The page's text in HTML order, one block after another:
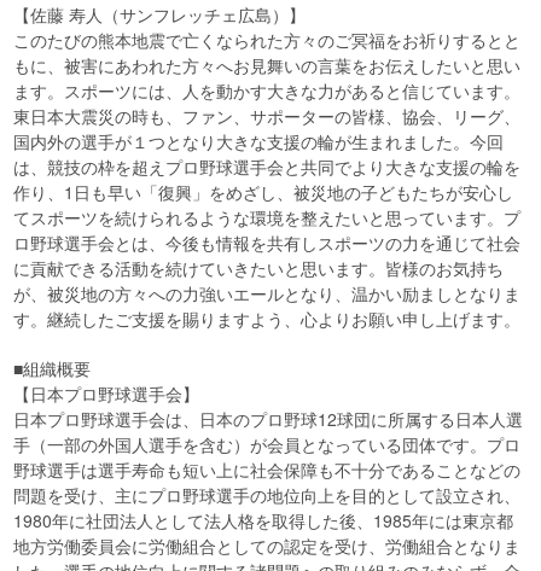
【佐藤 寿人（サンフレッチェ広島）】
このたびの熊本地震で亡くなられた方々のご冥福をお祈りするとと
もに、被害にあわれた方々へお見舞いの言葉をお伝えしたいと思い
ます。スポーツには、人を動かす大きな力があると信じています。
東日本大震災の時も、ファン、サポーターの皆様、協会、リーグ、
国内外の選手が１つとなり大きな支援の輪が生まれました。今回
は、競技の枠を超えプロ野球選手会と共同でより大きな支援の輪を
作り、1日も早い「復興」をめざし、被災地の子どもたちが安心し
てスポーツを続けられるような環境を整えたいと思っています。プ
ロ野球選手会とは、今後も情報を共有しスポーツの力を通じて社会
に貢献できる活動を続けていきたいと思います。皆様のお気持ち
が、被災地の方々への力強いエールとなり、温かい励ましとなりま
す。継続したご支援を賜りますよう、心よりお願い申し上げます。
■組織概要
【日本プロ野球選手会】
日本プロ野球選手会は、日本のプロ野球12球団に所属する日本人選
手（一部の外国人選手を含む）が会員となっている団体です。プロ
野球選手は選手寿命も短い上に社会保障も不十分であることなどの
問題を受け、主にプロ野球選手の地位向上を目的として設立され、
1980年に社団法人として法人格を取得した後、1985年には東京都
地方労働委員会に労働組合としての認定を受け、労働組合となりま